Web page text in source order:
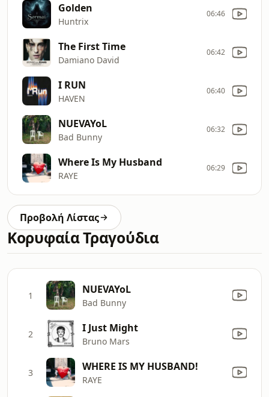
Golden
Huntrix
06:46
The First Time
Damiano David
06:42
I RUN
HAVEN
06:40
NUEVAYoL
Bad Bunny
06:32
Where Is My Husband
RAYE
06:29
Προβολή Λίστας
Κορυφαία Τραγούδια
1 NUEVAYoL
Bad Bunny
2 I Just Might
Bruno Mars
3 WHERE IS MY HUSBAND!
RAYE